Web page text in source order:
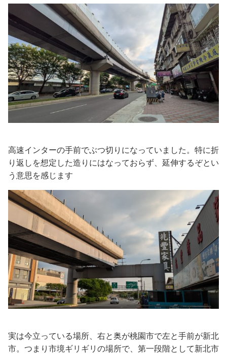
高速インターの手前でぶつ切りになっていました。特に折
り返しを想定した造りにはなっておらず、延伸するぞとい
う意思を感じます
実は今立っている場所、右と奥が桃園市で左と手前が新北
市。つまり市境ギリギリの場所で、第一段階として新北市